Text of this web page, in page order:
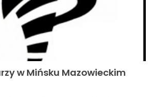
w Mińsku Mazowieckim